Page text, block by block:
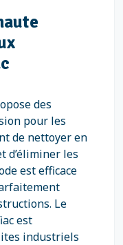
des
pour les
de nettoyer en
d’éliminer les
est efficace
Le
est
industriels